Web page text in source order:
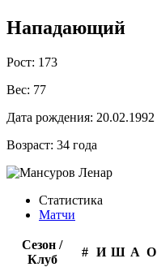
Нападающий
Рост: 173
Вес: 77
Дата рождения: 20.02.1992
Возраст: 34 года
Статистика
Матчи
Сезон /
Клуб
# И Ш А О